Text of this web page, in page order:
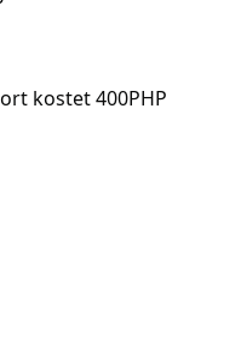
kostet 400PHP